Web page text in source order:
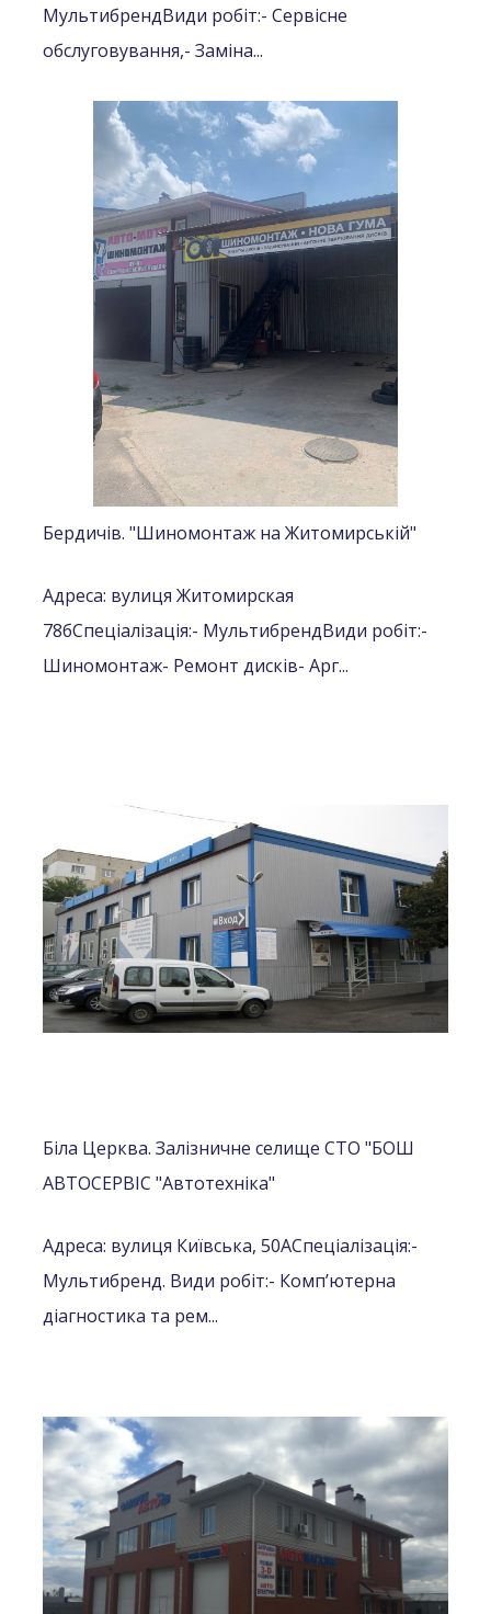
МультибрендВиди робіт:- Сервісне
обслуговування,- Заміна...
Бердичів. "Шиномонтаж на Житомирській"
Адреса: вулиця Житомирская
78бСпеціалізація:- МультибрендВиди робіт:-
Шиномонтаж- Ремонт дисків- Арг...
Біла Церква. Залізничне селище СТО "БОШ
АВТОСЕРВІС "Автотехніка"
Адреса: вулиця Київська, 50АСпеціалізація:-
Мультибренд. Види робіт:- Комп’ютерна
діагностика та рем...